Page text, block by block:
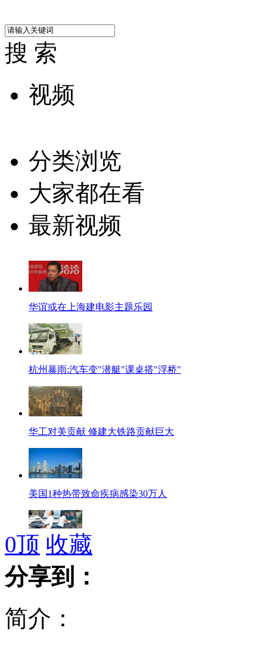
搜 索
视频
分类浏览
大家都在看
最新视频
华谊或在上海建电影主题乐园
杭州暴雨:汽车变"潜艇"课桌搭"浮桥"
华工对美贡献 修建大铁路贡献巨大
美国1种热带致命疾病感染30万人
踩三轮车载阿公 9岁女孩走红
天价粽子1880 故宫督造最畅销
0顶 收藏
分享到：
简介：